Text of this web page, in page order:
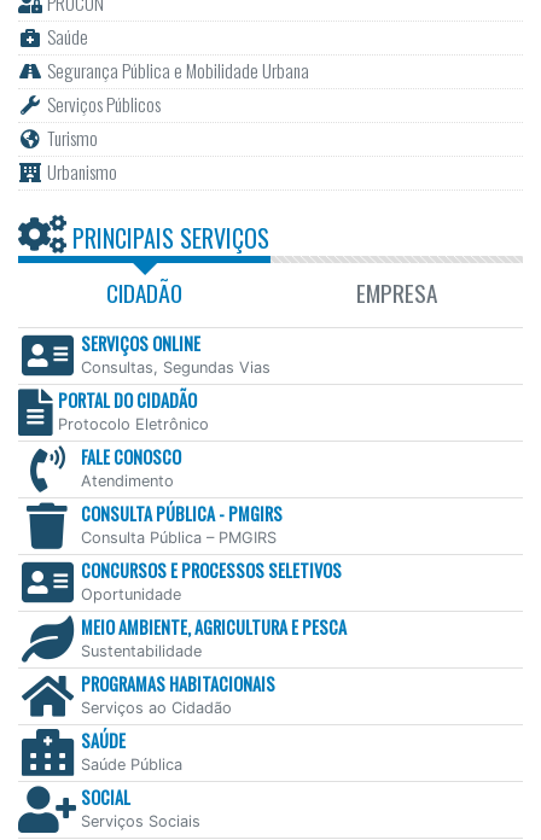
Saúde
Segurança Pública e Mobilidade Urbana
Serviços Públicos
Turismo
Urbanismo
PRINCIPAIS SERVIÇOS
CIDADÃO EMPRESA
SERVIÇOS ONLINE
Consultas, Segundas Vias
PORTAL DO CIDADÃO
Protocolo Eletrônico
FALE CONOSCO
Atendimento
CONSULTA PÚBLICA - PMGIRS
Consulta Pública – PMGIRS
CONCURSOS E PROCESSOS SELETIVOS
Oportunidade
MEIO AMBIENTE, AGRICULTURA E PESCA
Sustentabilidade
PROGRAMAS HABITACIONAIS
Serviços ao Cidadão
SAÚDE
Saúde Pública
SOCIAL
Serviços Sociais